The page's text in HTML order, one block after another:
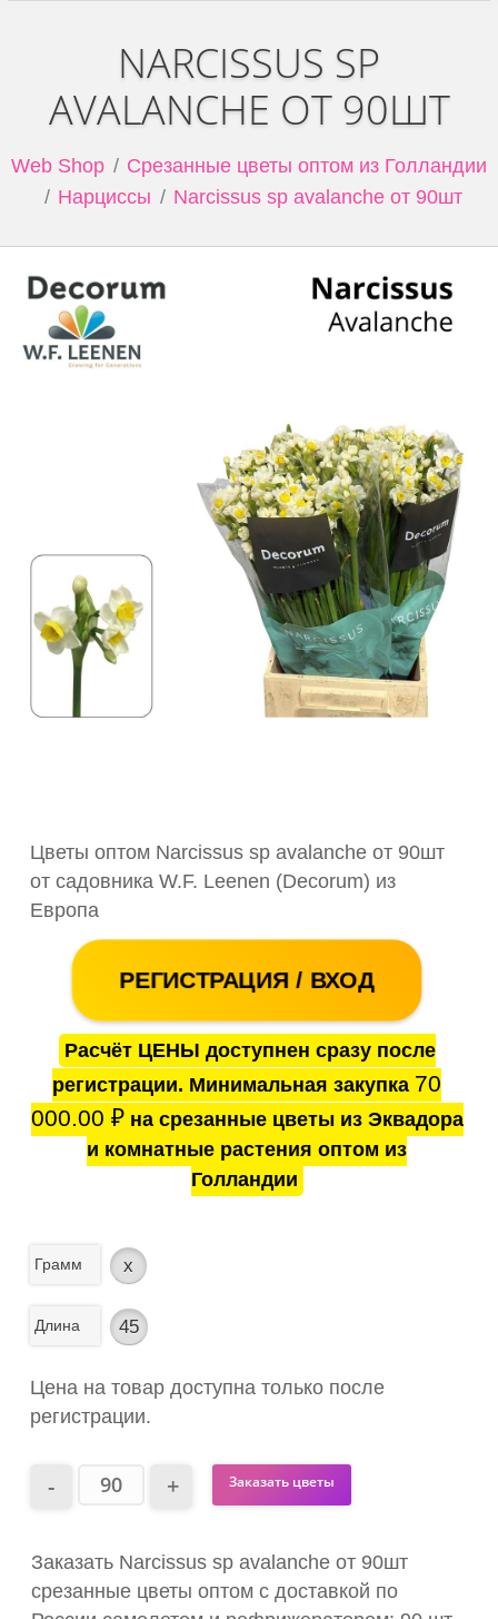
NARCISSUS SP
AVALANCHE ОТ 90ШТ
Web Shop
Срезанные цветы оптом из Голландии
Нарциссы
Narcissus sp avalanche от 90шт
Цветы оптом Narcissus sp avalanche от 90шт
от садовника W.F. Leenen (Decorum) из
Европа
РЕГИСТРАЦИЯ / ВХОД
Расчёт ЦЕНЫ доступнен сразу после
регистрации. Минимальная закупка 70
000.00 ₽на срезанные цветы из Эквадора
и комнатные растения оптом из
Голландии
Грамм x
Длина 45
Цена на товар доступна только после
регистрации.
Заказать цветы
Заказать Narcissus sp avalanche от 90шт
срезанные цветы оптом с доставкой по